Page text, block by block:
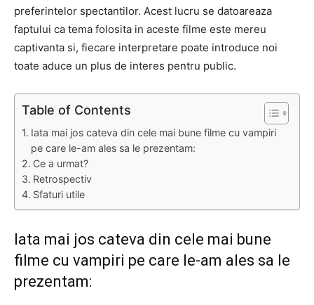
preferintelor spectantilor. Acest lucru se datoareaza
faptului ca tema folosita in aceste filme este mereu
captivanta si, fiecare interpretare poate introduce noi
toate aduce un plus de interes pentru public.
Table of Contents
Iata mai jos cateva din cele mai bune filme cu vampiri
pe care le-am ales sa le prezentam:
Ce a urmat?
Retrospectiv
Sfaturi utile
Iata mai jos cateva din cele mai bune
filme cu vampiri pe care le-am ales sa le
prezentam: